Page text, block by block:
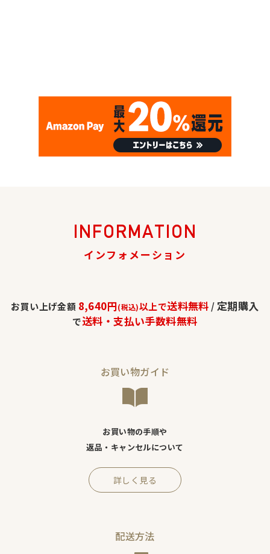
INFORMATION
インフォメーション
お買い上げ金額 8,640円(税込)以上で送料無料 /定期購入
で送料・支払い手数料無料
お買い物ガイド
お買い物の手順や
返品・キャンセルについて
詳しく見る
配送方法